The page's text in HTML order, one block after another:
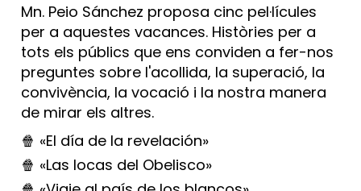
Mn. Peio Sánchez proposa cinc pel·lícules
per a aquestes vacances. Històries per a
tots els públics que ens conviden a fer-nos
preguntes sobre l'acollida, la superació, la
convivència, la vocació i la nostra manera
de mirar els altres.
🍿 «El día de la revelación»
🍿 «Las locas del Obelisco»